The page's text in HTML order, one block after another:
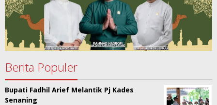
Berita Populer
Bupati Fadhil Arief Melantik Pj Kades
Senaning